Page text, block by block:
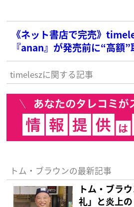
《ネット書店で完売》
『anan』が発売前に“高額
timeleszに関する記事
トム・ブラウンの最新記事
トム・ブラ
礼」と炎上